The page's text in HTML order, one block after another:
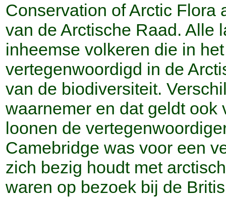
Conservation of Arctic Flora
van de Arctische Raad. Alle
inheemse volkeren die in
vertegenwoordigd in de
van de biodiversiteit.
waarnemer en dat geldt
loonen de
Camebridge was voor een
zich bezig houdt met
waren op bezoek bij de